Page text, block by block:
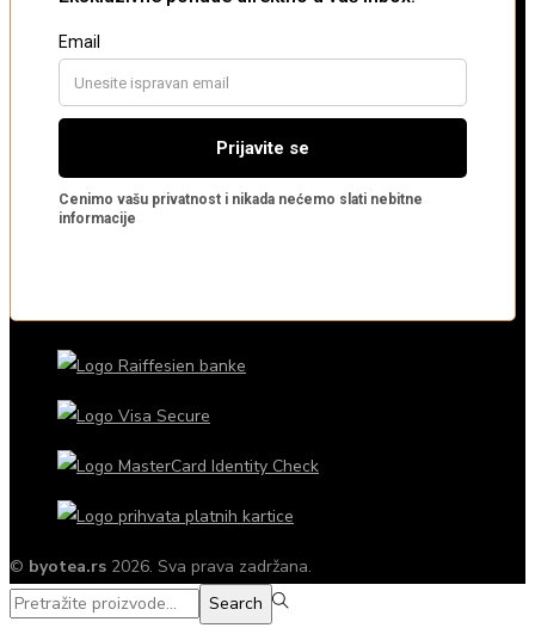
© byotea.rs 2026. Sva prava zadržana.
Search
Search